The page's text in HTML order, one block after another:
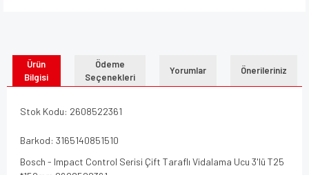
Ürün
Bilgisi
Ödeme
Seçenekleri
Yorumlar Önerileriniz
Stok Kodu: 2608522361
Barkod: 3165140851510
Bosch - Impact Control Serisi Çift Taraflı Vidalama Ucu 3'lü T25